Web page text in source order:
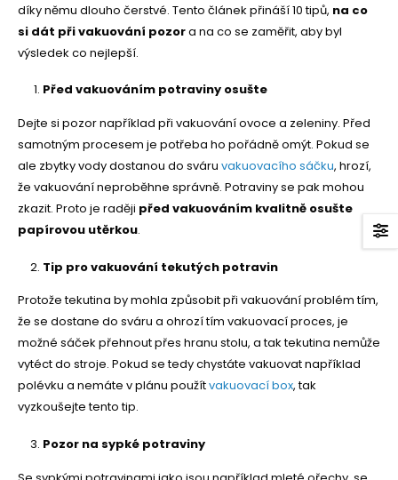
díky němu dlouho čerstvé. Tento článek přináší 10 tipů, na co
si dát při vakuování pozora na co se zaměřit, aby byl
výsledek co nejlepší.
Před vakuováním potraviny osušte
Dejte si pozor například při vakuování ovoce a zeleniny. Před
samotným procesem je potřeba ho pořádně omýt. Pokud se
ale zbytky vody dostanou do sváru vakuovacího sáčku, hrozí,
že vakuování neproběhne správně. Potraviny se pak mohou
zkazit. Proto je raději před vakuováním kvalitně osušte
papírovou utěrkou.
Tip pro vakuování tekutých potravin
Protože tekutina by mohla způsobit při vakuování problém tím,
že se dostane do sváru a ohrozí tím vakuovací proces, je
možné sáček přehnout přes hranu stolu, a tak tekutina nemůže
vytéct do stroje. Pokud se tedy chystáte vakuovat například
polévku a nemáte v plánu použítvakuovací box, tak
vyzkoušejte tento tip.
Pozor na sypké potraviny